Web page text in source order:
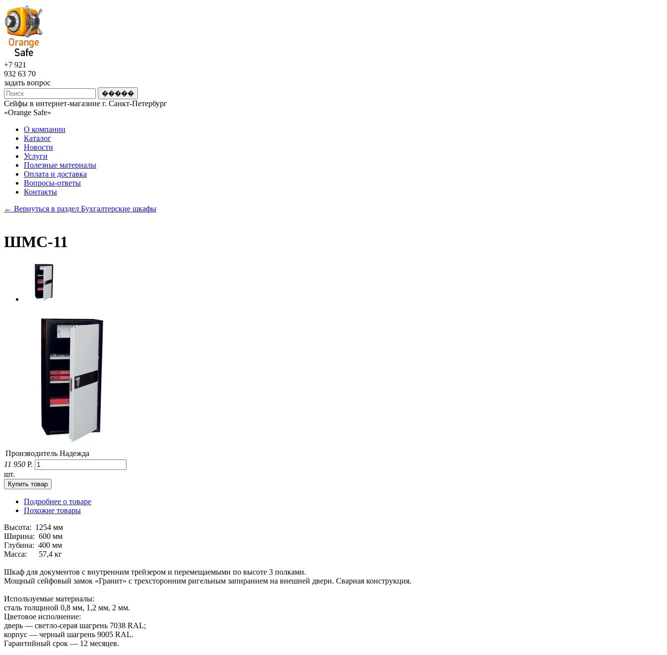
+7 921
932 63 70
задать вопрос
Сейфы в интернет-магазине г. Санкт-Петербург
«Оrange Safe»
О компании
Каталог
Новости
Услуги
Полезные материалы
Оплата и доставка
Вопросы-ответы
Контакты
← Вернуться в раздел Бухгалтерские шкафы
ШМС-11
Производитель Надежда
11 950 Р.
шт.
Подробнее о товаре
Похожие товары
Высота: 1254 мм
Ширина: 600 мм
Глубина: 400 мм
Масса: 57,4 кг
Шкаф для документов с внутренним трейзером и перемещаемыми по высоте 3 полками.
Мощный сейфовый замок «Гранит» с трехсторонним ригельным запиранием на внешней двери. Сварная конструкция.
Используемые материалы:
сталь толщиной 0,8 мм, 1,2 мм, 2 мм.
Цветовое исполнение:
дверь — светло-серая шагрень 7038 RAL;
корпус — черный шагрень 9005 RAL.
Гарантийный срок — 12 месяцев.